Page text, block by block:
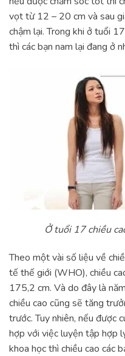
vọt từ 12 – 20 cm và sau
chậm lại. Trong khi ở tuổi
thì các bạn nam lại đang ở
Ở tuổi 17 chiều
Theo một vài số liệu về
tế thế giới (WHO), chiều
175,2 cm. Và do đây là
chiều cao cũng sẽ tăng
trước. Tuy nhiên, nếu được
hợp với việc luyện tập hợp
khoa học thì chiều cao các